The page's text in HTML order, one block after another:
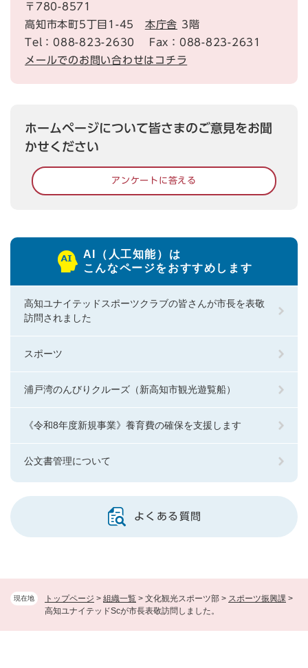
現在地 トップページ > 組織一覧 > 文化観光スポーツ部 > スポーツ振興課 >
高知ユナイテッドScが市長表敬訪問しました。
〒780-8571
高知市本町5丁目1-45 本庁舎 3階
Tel：088-823-2630
Fax：088-823-2631
メールでのお問い合わせはコチラ
ホームページについて皆さまのご意見をお聞
かせください
アンケートに答える
AI（人工知能）は
こんなページをおすすめします
高知ユナイテッドスポーツクラブの皆さんが市長を表敬
訪問されました
スポーツ
浦戸湾のんびりクルーズ（新高知市観光遊覧船）
《令和8年度新規事業》養育費の確保を支援します
公文書管理について
よくある質問